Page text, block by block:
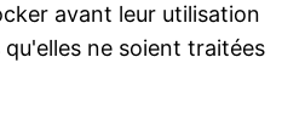
avant leur utilisation
ne soient traitées